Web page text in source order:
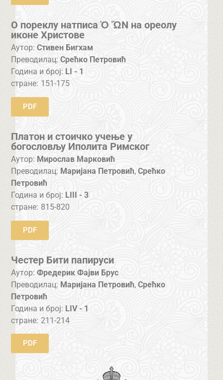
О пореклу натписа Ὁ ὬΝ на ореолу
иконе Христове
Аутор: Стивен Бигхам
Преводилац: Срећко Петровић
Година и број: LI - 1
стране: 151-175
PDF
Платон и стоичко учење у
богословљу Иполита Римског
Аутор: Мирослав Марковић
Преводилац: Маријана Петровић,Срећко
Петровић
Година и број: LIII - 3
стране: 815-820
PDF
Честер Бити папируси
Аутор: Фредерик Фајви Брус
Преводилац: Маријана Петровић,Срећко
Петровић
Година и број: LIV - 1
стране: 211-214
PDF